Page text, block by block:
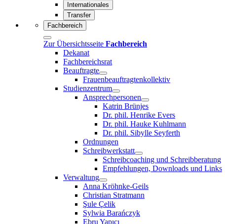
Internationales
Transfer
Fachbereich
Zur Übersichtsseite Fachbereich
Dekanat
Fachbereichsrat
Beauftragte
Frauenbeauftragtenkollektiv
Studienzentrum
Ansprechpersonen
Katrin Brünjes
Dr. phil. Henrike Evers
Dr. phil. Hauke Kuhlmann
Dr. phil. Sibylle Seyferth
Ordnungen
Schreibwerkstatt
Schreibcoaching und Schreibberatung
Empfehlungen, Downloads und Links
Verwaltung
Anna Kröhnke-Geils
Christian Stratmann
Şule Çelik
Sylwia Barańczyk
Ebru Yapıcı